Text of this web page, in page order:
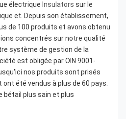
électrique Insulators sur le
et. Depuis son établissement,
de 100 produits et avons obtenu
concentrés sur notre qualité
système de gestion de la
est obligée par OIN 9001-
nos produits sont prisés
été vendus à plus de 60 pays.
bétail plus sain et plus